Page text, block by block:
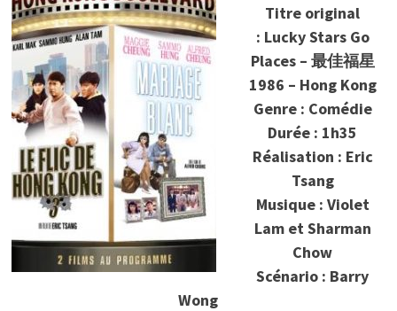
Titre original
: Lucky Stars Go
Places – 最佳福星
1986 – Hong Kong
Genre : Comédie
Durée : 1h35
Réalisation : Eric
Tsang
Musique : Violet
Lam et Sharman
Chow
Scénario : Barry
Wong